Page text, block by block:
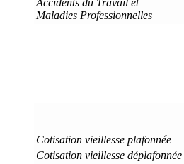
Accidents du Travail et
Maladies Professionnelles
Cotisation vieillesse plafonnée
Cotisation vieillesse déplafonnée